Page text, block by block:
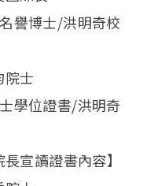
譽博士/洪明奇校
士
學位證書/洪明奇
讀證書內容】